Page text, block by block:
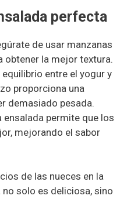
perfecta
de usar manzanas
obtener la mejor textura.
equilibrio entre el yogur y
proporciona una
demasiado pesada.
ensalada permite que los
mejorando el sabor
de las nueces en la
no solo es deliciosa, sino